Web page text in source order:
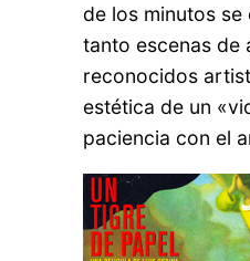
de los minutos
tanto escenas de
reconocidos
estética de un
paciencia con el